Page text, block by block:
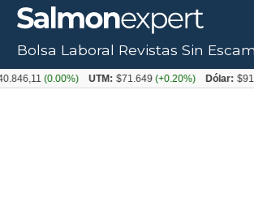
Bolsa Laboral Revistas Sin
(0.00%) UTM: $71.649(+0.20%) Dólar: $911,77(-